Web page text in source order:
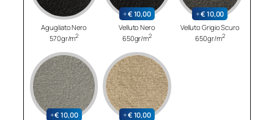
Agugliato Nero
570gr/m2
+€ 10,00
Velluto Nero
650gr/m2
+€ 10,00
Velluto Grigio Scuro
650gr/m2
+€ 10,00
+€ 10,00